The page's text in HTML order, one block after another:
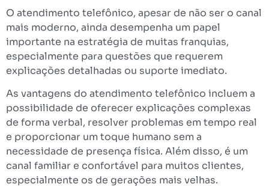
O atendimento telefônico, apesar de não ser o canal
mais moderno, ainda desempenha um papel
importante na estratégia de muitas franquias,
especialmente para questões que requerem
explicações detalhadas ou suporte imediato.
As vantagens do atendimento telefônico incluem a
possibilidade de oferecer explicações complexas
de forma verbal, resolver problemas em tempo real
e proporcionar um toque humano sem a
necessidade de presença física. Além disso, é um
canal familiar e confortável para muitos clientes,
especialmente os de gerações mais velhas.